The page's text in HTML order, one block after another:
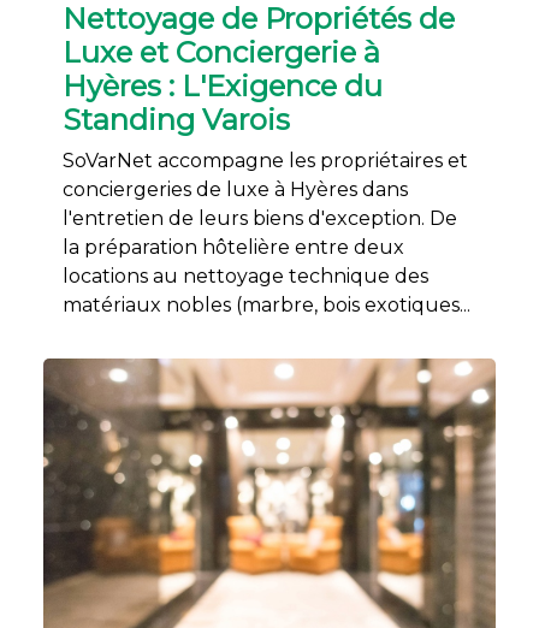
Nettoyage de Propriétés de
Luxe et Conciergerie à
Hyères : L'Exigence du
Standing Varois
SoVarNet accompagne les propriétaires et
conciergeries de luxe à Hyères dans
l'entretien de leurs biens d'exception. De
la préparation hôtelière entre deux
locations au nettoyage technique des
matériaux nobles (marbre, bois exotiques...